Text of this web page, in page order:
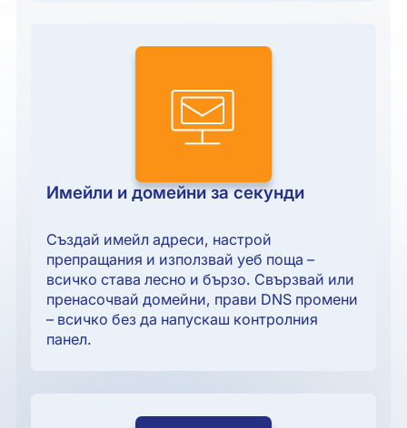
Имейли и домейни за секунди
Създай имейл адреси, настрой
препращания и използвай уеб поща –
всичко става лесно и бързо. Свързвай или
пренасочвай домейни, прави DNS промени
– всичко без да напускаш контролния
панел.